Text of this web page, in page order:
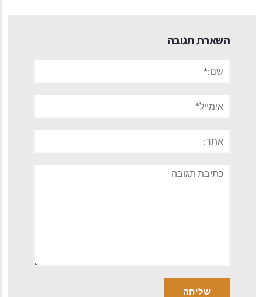
השארת תגובה
תגובה